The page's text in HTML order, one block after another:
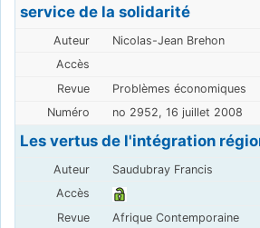
service de la solidarité
Nicolas-Jean Brehon
Problèmes économiques
no 2952, 16 juillet 2008
Les vertus de l'intégration
Saudubray Francis
Afrique Contemporaine